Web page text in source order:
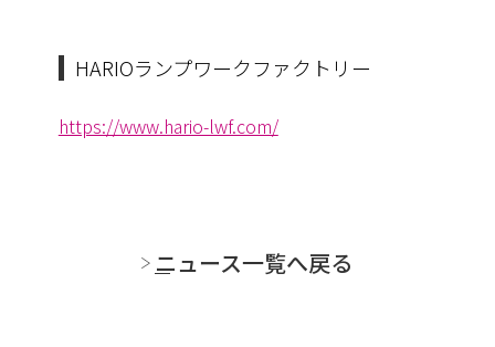
HARIOランプワークファクトリー
https://www.hario-lwf.com/
ニュース一覧へ戻る